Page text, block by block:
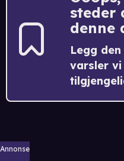
steder
denne
Legg
varsler
Annonse